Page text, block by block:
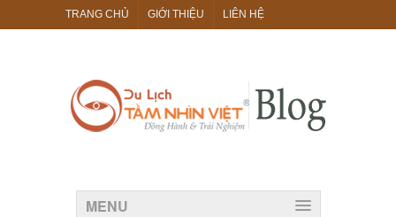
TRANG CHỦ GIỚI THIỆU LIÊN HỆ
MENU